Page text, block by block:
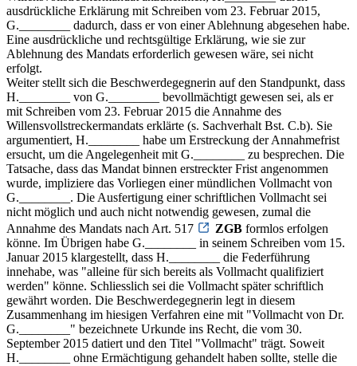
ausdrückliche Erklärung mit Schreiben vom 23. Februar 2015,
G.________ dadurch, dass er von einer Ablehnung abgesehen habe.
Eine ausdrückliche und rechtsgültige Erklärung, wie sie zur
Ablehnung des Mandats erforderlich gewesen wäre, sei nicht
erfolgt.
Weiter stellt sich die Beschwerdegegnerin auf den Standpunkt, dass
H.________ von G.________ bevollmächtigt gewesen sei, als er
mit Schreiben vom 23. Februar 2015 die Annahme des
Willensvollstreckermandats erklärte (s. Sachverhalt Bst. C.b). Sie
argumentiert, H.________ habe um Erstreckung der Annahmefrist
ersucht, um die Angelegenheit mit G.________ zu besprechen. Die
Tatsache, dass das Mandat binnen erstreckter Frist angenommen
wurde, impliziere das Vorliegen einer mündlichen Vollmacht von
G.________. Die Ausfertigung einer schriftlichen Vollmacht sei
nicht möglich und auch nicht notwendig gewesen, zumal die
Annahme des Mandats nach Art. 517
ZGB formlos erfolgen
könne. Im Übrigen habe G.________ in seinem Schreiben vom 15.
Januar 2015 klargestellt, dass H.________ die Federführung
innehabe, was "alleine für sich bereits als Vollmacht qualifiziert
werden" könne. Schliesslich sei die Vollmacht später schriftlich
gewährt worden. Die Beschwerdegegnerin legt in diesem
Zusammenhang im hiesigen Verfahren eine mit "Vollmacht von Dr.
G.________" bezeichnete Urkunde ins Recht, die vom 30.
September 2015 datiert und den Titel "Vollmacht" trägt. Soweit
H.________ ohne Ermächtigung gehandelt haben sollte, stelle die